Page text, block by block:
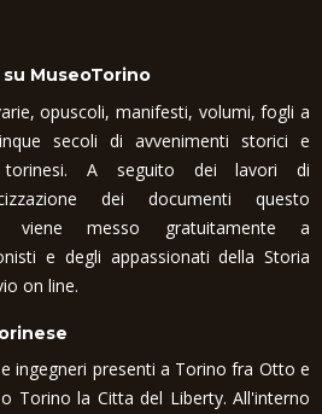
MuseoTorino
opuscoli, manifesti, volumi, fogli a
secoli di avvenimenti storici e
A seguito dei lavori di
dei documenti questo
viene messo gratuitamente a
e degli appassionati della Storia
on line.
ingegneri presenti a Torino fra Otto e
Torino la Citta del Liberty. All'interno